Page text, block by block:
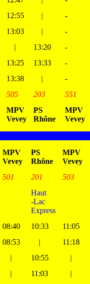
12:55 | -
13:03 | -
| 13:20 -
13:25 13:33 -
13:38 | -
505 203 551
MPV
Vevey
PS
Rhône
MPV
Vevey
MPV
Vevey
PS
Rhône
MPV
Vevey
501 201 503
Haut
-Lac
Express
08:40 10:33 11:05
08:53 | 11:18
| 10:55 |
| 11:03 |